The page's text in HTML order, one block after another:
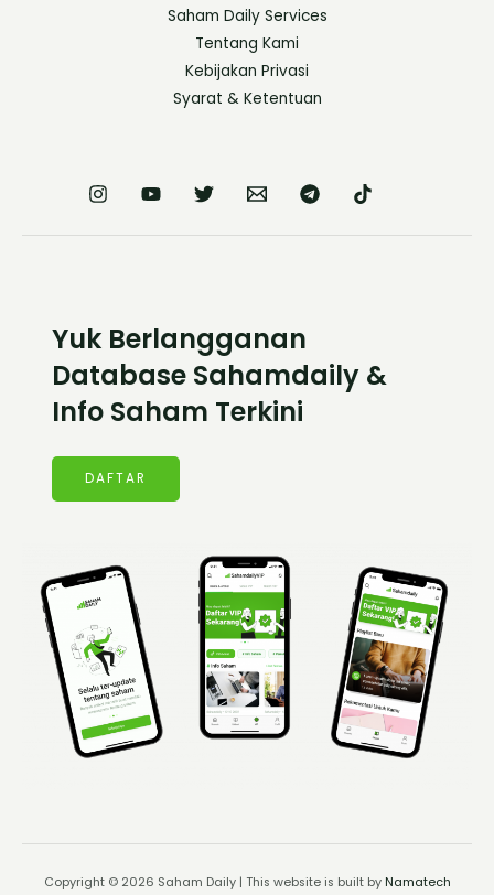
Saham Daily Services
Tentang Kami
Kebijakan Privasi
Syarat & Ketentuan
Yuk Berlangganan
Database Sahamdaily &
Info Saham Terkini
DAFTAR
Copyright © 2026 Saham Daily | This website is built by Namatech